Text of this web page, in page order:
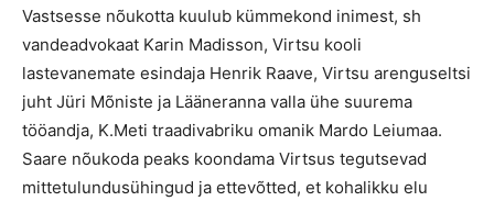
Vastsesse nõukotta kuulub kümmekond inimest, sh
vandeadvokaat Karin Madisson, Virtsu kooli
lastevanemate esindaja Henrik Raave, Virtsu arenguseltsi
juht Jüri Mõniste ja Lääneranna valla ühe suurema
tööandja, K.Meti traadivabriku omanik Mardo Leiumaa.
Saare nõukoda peaks koondama Virtsus tegutsevad
mittetulundusühingud ja ettevõtted, et kohalikku elu